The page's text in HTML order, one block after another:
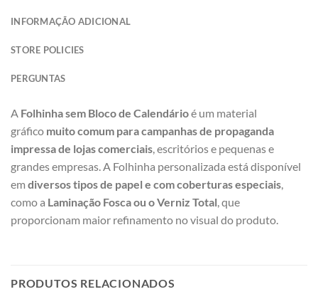
INFORMAÇÃO ADICIONAL
STORE POLICIES
PERGUNTAS
A Folhinha sem Bloco de Calendárioé um material
gráfico muito comum para campanhas de propaganda
impressa de lojas comerciais, escritórios e pequenas e
grandes empresas. A Folhinha personalizada está disponível
em diversos tipos de papel e com coberturas especiais,
como a Laminação Fosca ou o Verniz Total, que
proporcionam maior refinamento no visual do produto.
PRODUTOS RELACIONADOS